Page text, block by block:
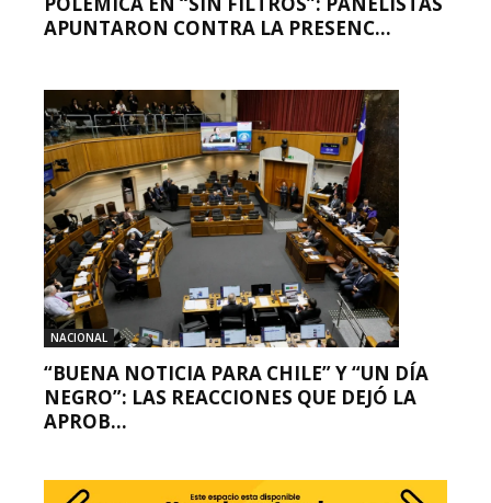
APUNTARON CONTRA LA PRESENC...
NACIONAL
“BUENA NOTICIA PARA CHILE” Y “UN DÍA
NEGRO”: LAS REACCIONES QUE DEJÓ LA
APROB...